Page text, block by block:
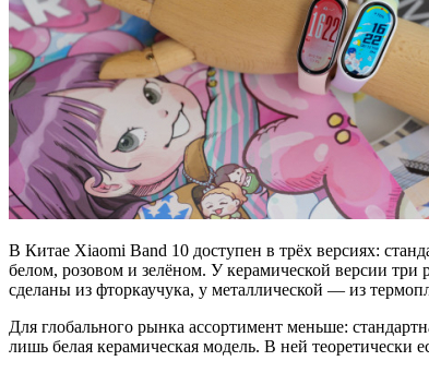
В Китае Xiaomi Band 10 доступен в трёх версиях:
белом, розовом и зелёном. У керамической версии
сделаны из фторкаучука, у металлической — из
Для глобального рынка ассортимент меньше:
лишь белая керамическая модель. В ней теоретически